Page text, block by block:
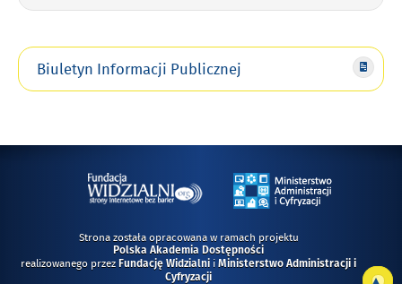
Biuletyn Informacji Publicznej
Strona została opracowana w ramach projektu
Polska Akademia Dostępności
realizowanego przezFundację Widzialni iMinisterstwo Administracji i
Cyfryzacji
Do